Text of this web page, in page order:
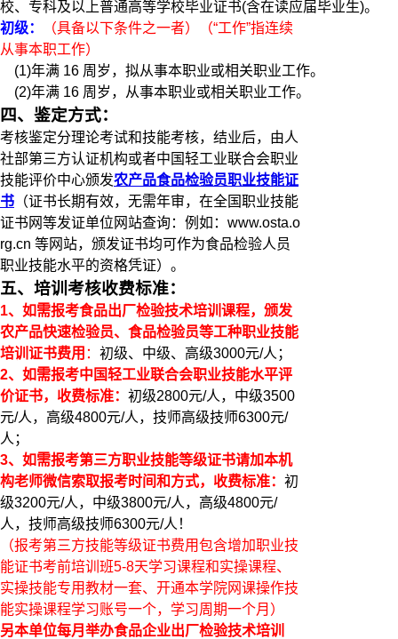
校、专科及以上普通高等学校毕业证书(含在读应届毕业生)。
初级：
（具备以下条件之一者）（“工作”指连续
从事本职工作）
(1)年满 16 周岁，拟从事本职业或相关职业工作。
(2)年满 16 周岁，从事本职业或相关职业工作。
四、鉴定方式：
考核鉴定分理论考试和技能考核，结业后，由人
社部第三方认证机构或者中国轻工业联合会职业
技能评价中心颁发农产品食品检验员职业技能证
书 （证书长期有效，无需年审，在全国职业技能
证书网等发证单位网站查询：例如：www.osta.o
rg.cn 等网站，颁发证书均可作为食品检验人员
职业技能水平的资格凭证）。
五、培训考核收费标准：
1、如需报考食品出厂检验技术培训课程，颁发
农产品快速检验员、食品检验员等工种职业技能
培训证书费用 ： 初级、中级、高级3000元/人；
2、 如需报考中国轻工业联合会职业技能水平评
价证书， 收费标准： 初级2800元/人，中级3500
元/人，高级4800元/人，技师高级技师6300元/
人；
3、 如需报考第三方职业技能等级证书请加本机
构老师微信索取报考时间和方式，收费标准： 初
级3200元/人，中级3800元/人，高级4800元/
人，技师高级技师6300元/人！
（报考第三方技能等级证书费用包含增加职业技
能证书考前培训班5-8天学习课程和实操课程、
实操技能专用教材一套、开通本学院网课操作技
能实操课程学习账号一个，学习周期一个月）
另本单位每月举办食品企业出厂检验技术培训